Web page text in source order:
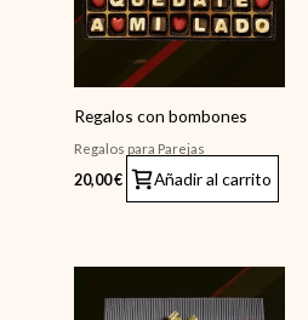
Regalos con bombones
Regalos para Parejas
20,00€ Añadir al carrito